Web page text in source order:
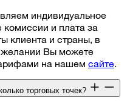
индивидуальное
и плата за
клиента и страны, в
Вы можете
на нашем сайте.
торговых точек?